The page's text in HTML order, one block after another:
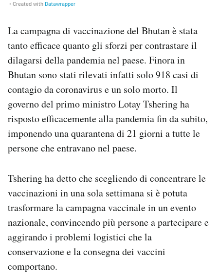
La campagna di vaccinazione del Bhutan è stata
tanto efficace quanto gli sforzi per contrastare il
dilagarsi della pandemia nel paese. Finora in
Bhutan sono stati rilevati infatti solo 918 casi di
contagio da coronavirus e un solo morto. Il
governo del primo ministro Lotay Tshering ha
risposto efficacemente alla pandemia fin da subito,
imponendo una quarantena di 21 giorni a tutte le
persone che entravano nel paese.
Tshering ha detto che scegliendo di concentrare le
vaccinazioni in una sola settimana si è potuta
trasformare la campagna vaccinale in un evento
nazionale, convincendo più persone a partecipare e
aggirando i problemi logistici che la
conservazione e la consegna dei vaccini
comportano.